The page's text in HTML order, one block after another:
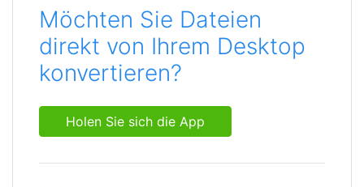
Möchten Sie Dateien
direkt von Ihrem Desktop
konvertieren?
Holen Sie sich die App